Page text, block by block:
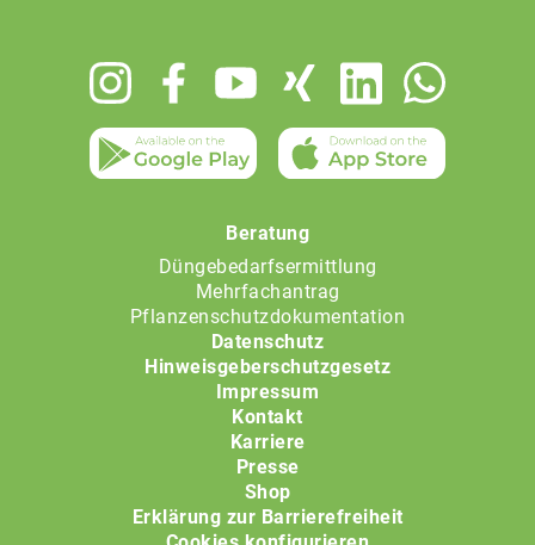
Beratung
Düngebedarfsermittlung
Mehrfachantrag
Pflanzenschutzdokumentation
Datenschutz
Hinweisgeberschutzgesetz
Impressum
Kontakt
Karriere
Presse
Shop
Erklärung zur Barrierefreiheit